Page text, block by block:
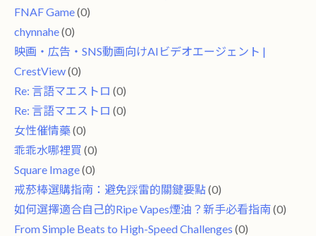
FNAF Game(0)
chynnahe(0)
映画・広告・SNS動画向けAIビデオエージェント |
CrestView(0)
Re: 言語マエストロ (0)
Re: 言語マエストロ (0)
女性催情藥(0)
乖乖水哪裡買 (0)
Square Image(0)
戒菸棒選購指南：避免踩雷的關鍵要點(0)
如何選擇適合自己的Ripe Vapes煙油？新手必看指南(0)
From Simple Beats to High-Speed ​​Challenges (0)